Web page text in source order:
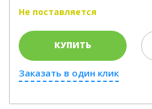
Не поставляется
КУПИТЬ
Заказать в один клик